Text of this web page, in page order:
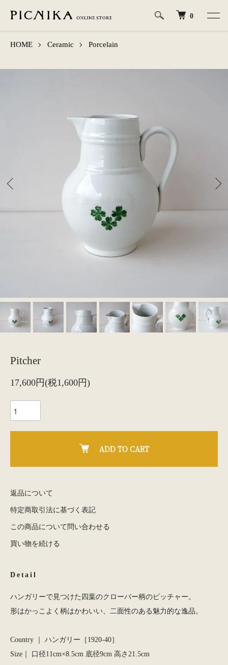
0
HOME Ceramic Porcelain
Pitcher
17,600円(税1,600円)
ADD TO CART
返品について
特定商取引法に基づく表記
この商品について問い合わせる
買い物を続ける
Detail
ハンガリーで見つけた四葉のクローバー柄のピッチャー。
形はかっこよく柄はかわいい、二面性のある魅力的な逸品。
Country ｜ ハンガリー［1920-40］
Size｜ 口径11cm×8.5cm 底径9cm 高さ21.5cm